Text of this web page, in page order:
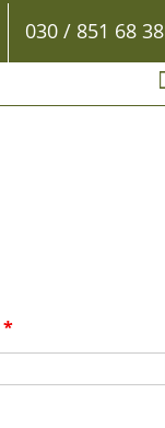
030 / 851 68 38
*